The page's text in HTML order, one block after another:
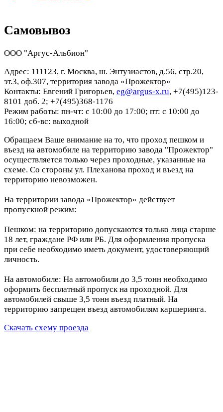
Самовывоз
ООО "Аргус-Альбион"
Адрес: 111123, г. Москва, ш. Энтузиастов, д.56, стр.20,
эт.3, оф.307, территория завода «Прожектор»
Контакты: Евгений Григорьев, eg@argus-x.ru, +7(495)123-
8101 доб. 2; +7(495)368-1176
Режим работы: пн-чт: с 10:00 до 17:00; пт: с 10:00 до
16:00; сб-вс: выходной
Обращаем Ваше внимание на то, что проход пешком и
въезд на автомобиле на территорию завода "Прожектор"
осуществляется только через проходные, указанные на
схеме. Со стороны ул. Плеханова проход и въезд на
территорию невозможен.
На территории завода «Прожектор» действует
пропускной режим:
Пешком: на территорию допускаются только лица старше
18 лет, граждане РФ или РБ. Для оформления пропуска
при себе необходимо иметь документ, удостоверяющий
личность.
На автомобиле: На автомобили до 3,5 тонн необходимо
оформить бесплатный пропуск на проходной. Для
автомобилей свыше 3,5 тонн въезд платный. На
территорию запрещен въезд автомобилям каршеринга.
Скачать схему проезда